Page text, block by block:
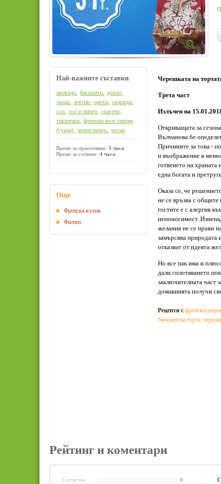
Черешката на
Трета част
Излъчен на
Откриващата за
Вълчанова бе
Причините за това -
и въображение в
готвенето на храната
една богата и
Оказа се, че
не се връзва с
гостите е с алергия
непоносимост.
желания не се нрави
замърсява природата
отказват от идеята
Но все пак има и
дали сплотяването
заключителната част
домакинята получи
Рецепти с френски
бисквитена торта,
Най-важните съставки
авокадо, бисквити, домат,
захар, зехтин, орехи, скариди,
сол, сол и пипер, спагети,
тиквички, френско козе сирене
(гуада), черен пипер, чесън
Време за приготвяне: 3 часа
Време за готвене: 4 часа
Още
Френска кухня
Филми
Рейтинг и коментари
5 отлична
0